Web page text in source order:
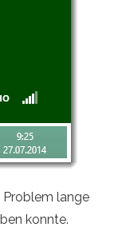
Problem lange
konnte.